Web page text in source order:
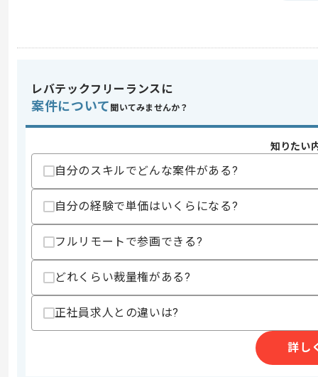
求めるスキル
歓迎スキル
スキルに不安がある方へ
精算・お支払い
精算条件
精算基準時間
140時間〜180時間
支払いサイト
レバテックフリーランスに
案件について 聞いてみませんか？
知りたい
自分のスキルでどんな案件がある?
自分の経験で単価はいくらになる?
フルリモートで参画できる?
どれくらい裁量権がある?
正社員求人との違いは?
詳し